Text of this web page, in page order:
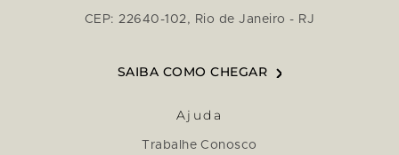
CEP: 22640-102, Rio de Janeiro - RJ
SAIBA COMO CHEGAR
Ajuda
Trabalhe Conosco